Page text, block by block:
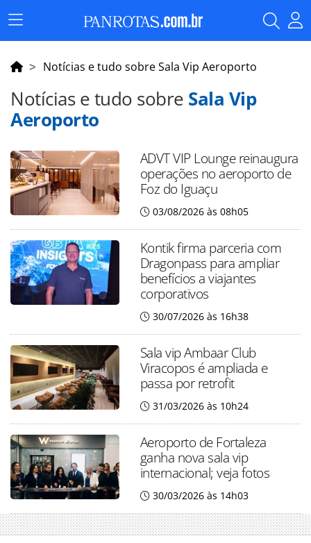
Menu
Principal
Notícias e tudo sobre Sala Vip Aeroporto
Notícias e tudo sobre Sala Vip
Aeroporto
ADVT VIP Lounge reinaugura
operações no aeroporto de
Foz do Iguaçu
03/08/2026 às 08h05
Kontik firma parceria com
Dragonpass para ampliar
benefícios a viajantes
corporativos
30/07/2026 às 16h38
Sala vip Ambaar Club
Viracopos é ampliada e
passa por retrofit
31/03/2026 às 10h24
Aeroporto de Fortaleza
ganha nova sala vip
internacional; veja fotos
30/03/2026 às 14h03